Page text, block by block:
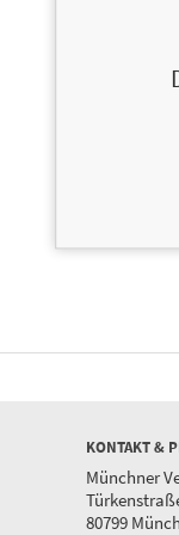
KONTAKT &
Münchner
80799